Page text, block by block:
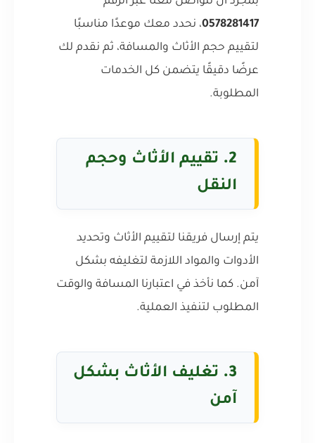
0578281417، نحدد معك موعدًا مناسبًا
لتقييم حجم الأثاث والمسافة، ثم نقدم لك
عرضًا دقيقًا يتضمن كل الخدمات
المطلوبة.
2.
تقييم الأثاث وحجم
النقل
يتم إرسال فريقنا لتقييم الأثاث وتحديد
الأدوات والمواد اللازمة لتغليفه بشكل
آمن. كما نأخذ في اعتبارنا المسافة والوقت
المطلوب لتنفيذ العملية.
3.
تغليف الأثاث بشكل
آمن